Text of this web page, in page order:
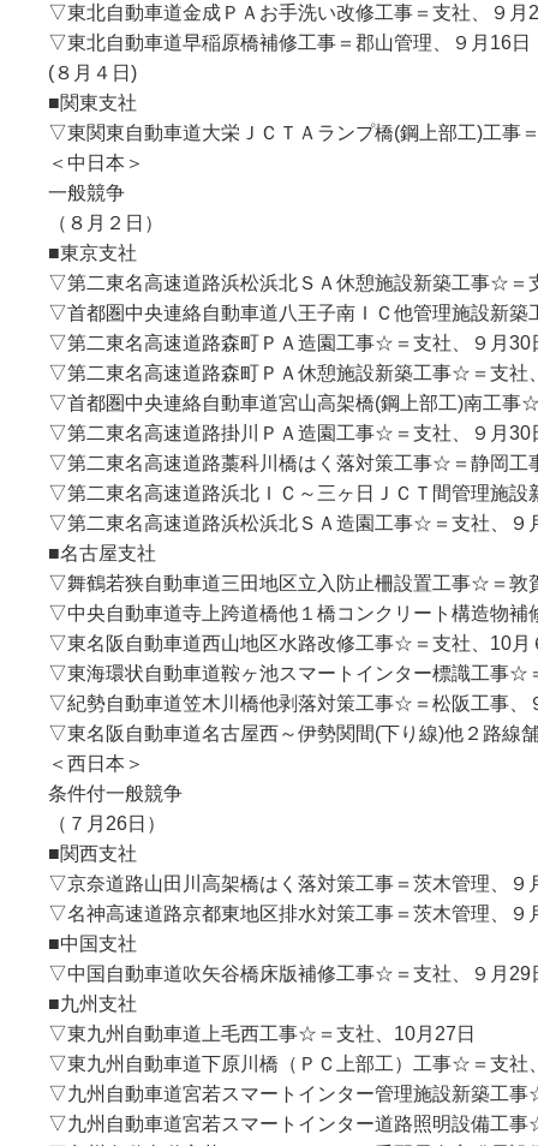
▽東北自動車道金成ＰＡお手洗い改修工事＝支社、９月
▽東北自動車道早稲原橋補修工事＝郡山管理、９月16日
(８月４日)
■関東支社
▽東関東自動車道大栄ＪＣＴＡランプ橋(鋼上部工)工事
＜中日本＞
一般競争
（８月２日）
■東京支社
▽第二東名高速道路浜松浜北ＳＡ休憩施設新築工事☆＝
▽首都圏中央連絡自動車道八王子南ＩＣ他管理施設新
▽第二東名高速道路森町ＰＡ造園工事☆＝支社、９月
▽第二東名高速道路森町ＰＡ休憩施設新築工事☆＝支社
▽首都圏中央連絡自動車道宮山高架橋(鋼上部工)南工事
▽第二東名高速道路掛川ＰＡ造園工事☆＝支社、９月
▽第二東名高速道路藁科川橋はく落対策工事☆＝静岡工
▽第二東名高速道路浜北ＩＣ～三ヶ日ＪＣＴ間管理施
▽第二東名高速道路浜松浜北ＳＡ造園工事☆＝支社、９
■名古屋支社
▽舞鶴若狭自動車道三田地区立入防止柵設置工事☆＝敦
▽中央自動車道寺上跨道橋他１橋コンクリート構造物
▽東名阪自動車道西山地区水路改修工事☆＝支社、10月
▽東海環状自動車道鞍ヶ池スマートインター標識工事☆
▽紀勢自動車道笠木川橋他剥落対策工事☆＝松阪工事、
▽東名阪自動車道名古屋西～伊勢関間(下り線)他２路線
＜西日本＞
条件付一般競争
（７月26日）
■関西支社
▽京奈道路山田川高架橋はく落対策工事＝茨木管理、９
▽名神高速道路京都東地区排水対策工事＝茨木管理、９
■中国支社
▽中国自動車道吹矢谷橋床版補修工事☆＝支社、９月29
■九州支社
▽東九州自動車道上毛西工事☆＝支社、10月27日
▽東九州自動車道下原川橋（ＰＣ上部工）工事☆＝支社
▽九州自動車道宮若スマートインター管理施設新築工
▽九州自動車道宮若スマートインター道路照明設備工